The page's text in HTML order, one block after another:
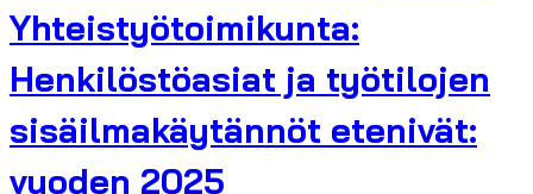
Yhteistyötoimikunta:
Henkilöstöasiat ja työtilojen
sisäilmakäytännöt etenivät:
vuoden 2025